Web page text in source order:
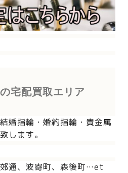
の宅配買取エリア
結婚指輪・婚約指輪・貴金属
します。
郊通、波寄町、森後町…et